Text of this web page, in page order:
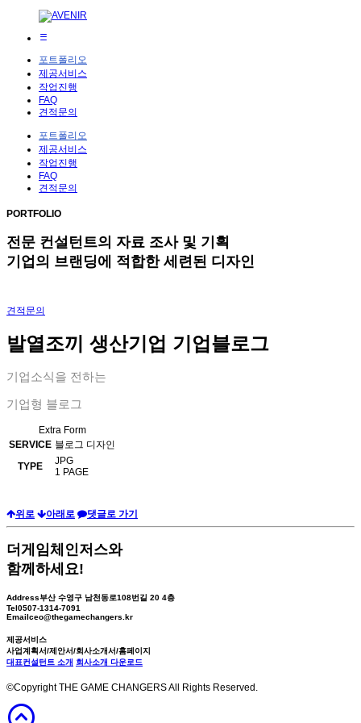
포트폴리오
제공서비스
작업진행
FAQ
견적문의
포트폴리오
제공서비스
작업진행
FAQ
견적문의
PORTFOLIO
전문 컨설턴트의 자료 조사 및 기획
기업의 브랜딩에 적합한 세련된 디자인
견적문의
발열조끼 생산기업 기업블로그
기업소식을 전하는
기업형 블로그
Extra Form
SERVICE 블로그 디자인
TYPE
JPG
1 PAGE
위로 아래로 댓글로 가기
더게임체인저스와
함께하세요!
Address부산 수영구 남천동로108번길 20 4층
Tel0507-1314-7091
Emailceo@thegamechangers.kr
제공서비스
사업계획서/제안서/회사소개서/홈페이지
대표컨설턴트 소개 회사소개 다운로드
©Copyright THE GAME CHANGERS All Rights Reserved.